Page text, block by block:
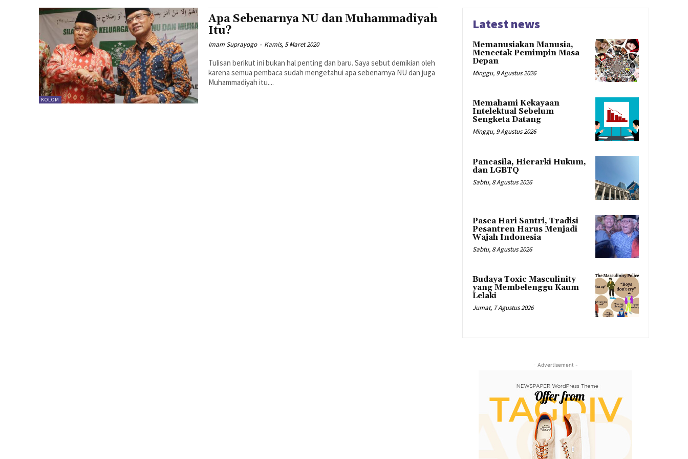
KOLOM
Apa Sebenarnya NU dan Muhammadiyah
Itu?
Imam Suprayogo - Kamis, 5 Maret 2020
Tulisan berikut ini bukan hal penting dan baru. Saya sebut demikian oleh
karena semua pembaca sudah mengetahui apa sebenarnya NU dan juga
Muhammadiyah itu....
Latest news
Memanusiakan Manusia,
Mencetak Pemimpin Masa
Depan
Minggu, 9 Agustus 2026
Memahami Kekayaan
Intelektual Sebelum
Sengketa Datang
Minggu, 9 Agustus 2026
Pancasila, Hierarki Hukum,
dan LGBTQ
Sabtu, 8 Agustus 2026
Pasca Hari Santri, Tradisi
Pesantren Harus Menjadi
Wajah Indonesia
Sabtu, 8 Agustus 2026
Budaya Toxic Masculinity
yang Membelenggu Kaum
Lelaki
Jumat, 7 Agustus 2026
- Advertisement -